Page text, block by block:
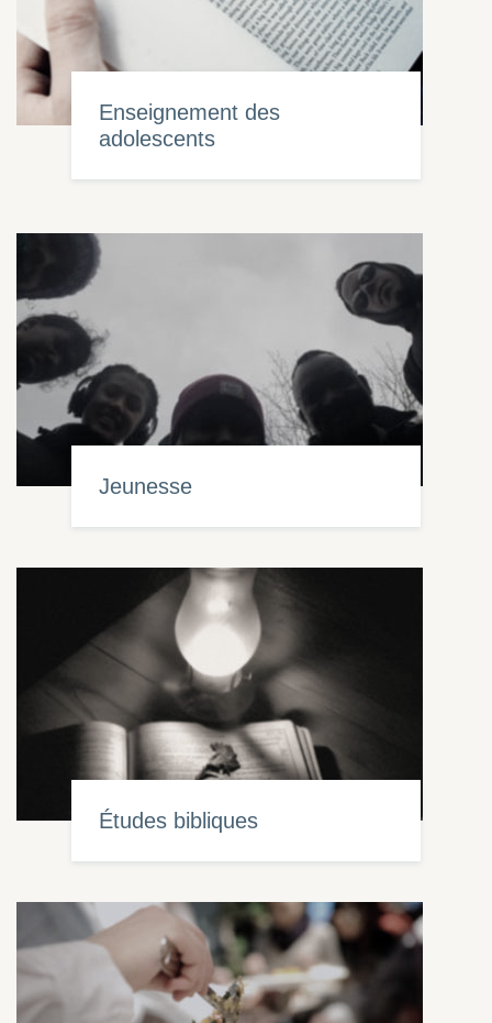
Enseignement des
adolescents
Jeunesse
Études bibliques